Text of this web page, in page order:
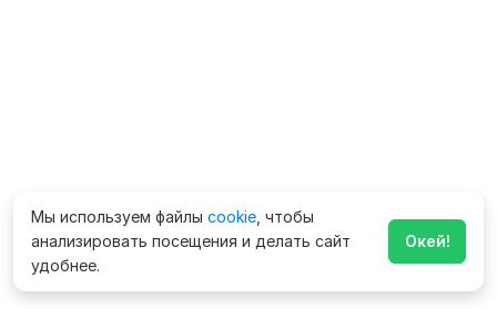
Мы используем файлы cookie , чтобы
анализировать посещения и делать сайт
удобнее.
Окей!